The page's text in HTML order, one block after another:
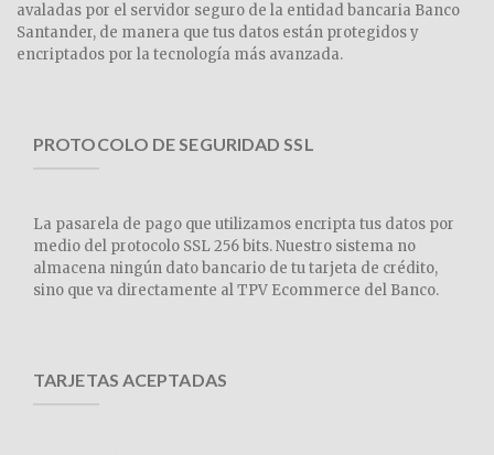
avaladas por el servidor seguro de la entidad bancaria Banco
Santander, de manera que tus datos están protegidos y
encriptados por la tecnología más avanzada.
PROTOCOLO DE SEGURIDAD SSL
La pasarela de pago que utilizamos encripta tus datos por
medio del protocolo SSL 256 bits. Nuestro sistema no
almacena ningún dato bancario de tu tarjeta de crédito,
sino que va directamente al TPV Ecommerce del Banco.
TARJETAS ACEPTADAS